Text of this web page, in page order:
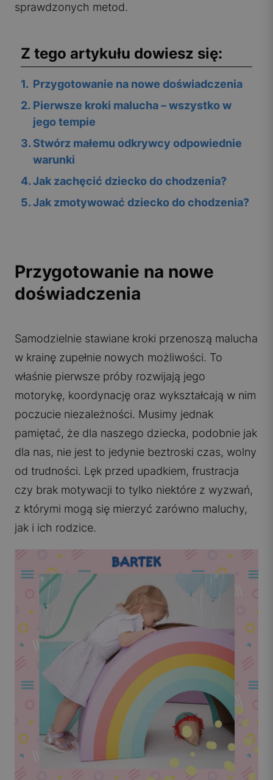
sprawdzonych metod.
Z tego artykułu dowiesz się:
1. Przygotowanie na nowe doświadczenia
2. Pierwsze kroki malucha – wszystko w
jego tempie
3. Stwórz małemu odkrywcy odpowiednie
warunki
4.Jak zachęcić dziecko do chodzenia?
5.Jak zmotywować dziecko do chodzenia?
Przygotowanie na nowe
doświadczenia
Samodzielnie stawiane kroki przenoszą malucha
w krainę zupełnie nowych możliwości. To
właśnie pierwsze próby rozwijają jego
motorykę, koordynację oraz wykształcają w nim
poczucie niezależności. Musimy jednak
pamiętać, że dla naszego dziecka, podobnie jak
dla nas, nie jest to jedynie beztroski czas, wolny
od trudności. Lęk przed upadkiem, frustracja
czy brak motywacji to tylko niektóre z wyzwań,
z którymi mogą się mierzyć zarówno maluchy,
jak i ich rodzice.